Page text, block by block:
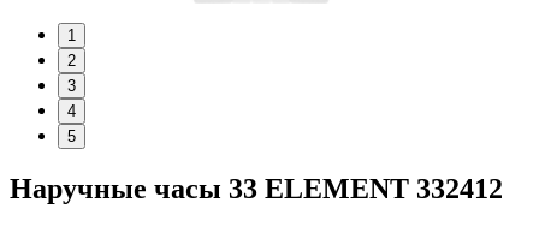
1
2
3
4
5
Наручные часы 33 ELEMENT 332412